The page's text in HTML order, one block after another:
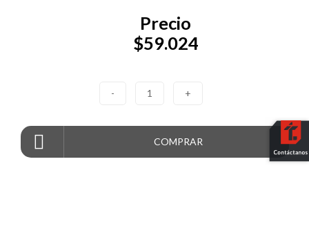
Precio
$59.024
- 1 +
COMPRAR